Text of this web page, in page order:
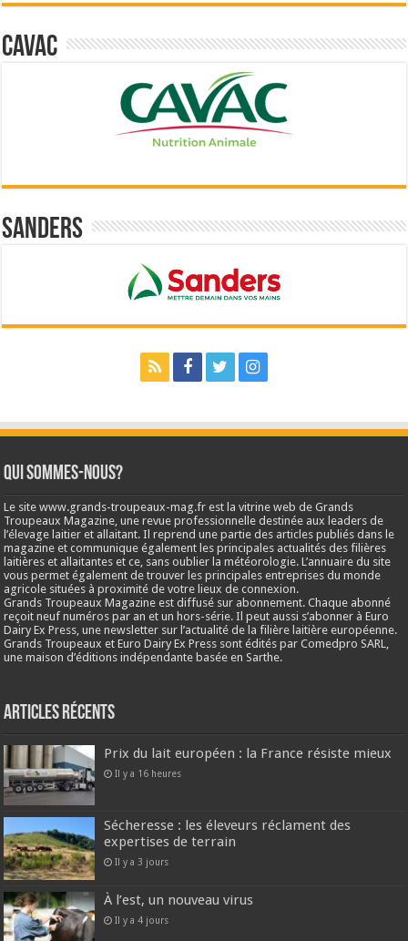
Cavac
Sanders
Qui sommes-nous?
Le site www.grands-troupeaux-mag.fr est la vitrine web de Grands
Troupeaux Magazine, une revue professionnelle destinée aux leaders de
l’élevage laitier et allaitant. Il reprend une partie des articles publiés dans le
magazine et communique également les principales actualités des filières
laitières et allaitantes et ce, sans oublier la météorologie. L’annuaire du site
vous permet également de trouver les principales entreprises du monde
agricole situées à proximité de votre lieux de connexion.
Grands Troupeaux Magazine est diffusé sur abonnement. Chaque abonné
reçoit neuf numéros par an et un hors-série. Il peut aussi s’abonner à Euro
Dairy Ex Press, une newsletter sur l’actualité de la filière laitière européenne.
Grands Troupeaux et Euro Dairy Ex Press sont édités par Comedpro SARL,
une maison d’éditions indépendante basée en Sarthe.
Articles récents
Prix du lait européen : la France résiste mieux
Il y a 16 heures
Sécheresse : les éleveurs réclament des
expertises de terrain
Il y a 3 jours
À l’est, un nouveau virus
Il y a 4 jours